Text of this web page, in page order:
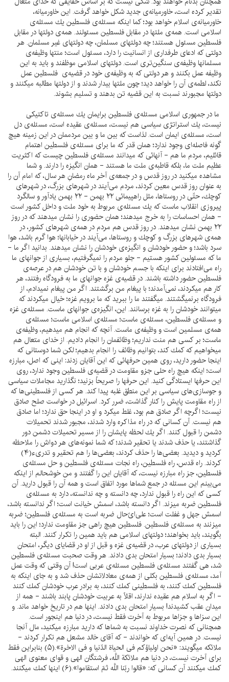
تقدير كرده است، خاورميانه‌ى جديد شكل خواهد گرفت. اين خاورميانه،
خاورميانه‌ى اسلام خواهد بود؛ كما اينكه مسئله‌ى فلسطين يك مسئله‌ى
اسلامى است. همه‌ى ملتها در مقابل فلسطين مسئولند. همه‌ى دولتها در مقابل
فلسطين مسئول هستند؛ چه دولتهاى مسلمان، چه دولتهاى غير مسلمان. هر
دولتى كه ادعاى طرفدارى از انسانيت را دارد، مسئول است؛ منتها وظيفه‌ى
مسلمانها وظيفه‌ى سنگين‌ترى است. دولتهاى اسلامى موظفند و بايد به اين
وظيفه عمل بكنند و هر دولتى كه به وظيفه‌ى خود در قضيه‌ى فلسطين عمل
نكند، لطمه‌ى آن را خواهد ديد؛ چون ملتها بيدار شدند و از دولتها مطالبه ميكنند و
دولتها مجبورند نسبت به اين قضيه تن بدهند و تسليم بشوند.
ما در جمهورى اسلامى مسئله‌ى فلسطين برايمان يك مسئله‌ى تاكتيكى
نيست، يك استراتژى سياسى هم نيست، مسئله‌ى عقيده است، مسئله‌ى دل
است، مسئله‌ى ايمان است. لذاست كه بين ما و بين مردممان در اين زمينه هيچ
گونه فاصله‌اى وجود ندارد؛ همان قدر كه ما براى مسئله‌ى فلسطين اهتمام
قائليم، مردم ما هم - آنهائى كه ميدانند مسئله‌ى فلسطين چيست كه اكثريت
عظيم ملت ما، بلكه قاطبه‌ى ملت ما هستند - همان انگيزه را دارند. و شما
مشاهده ميكنيد در روز قدس و در جمعه‌ى آخر ماه رمضانِ هر سال، كه امام آن را
به عنوان روز قدس معين كردند، مردم مى‌آيند در شهرهاى بزرگ، در شهرهاى
كوچك، حتّى در روستاها، مثل راهپيمائى ۲۲ بهمن - ۲۲ بهمن يادآور و سالگرد
پيروزى انقلاب ماست كه يك مسئله‌ى مربوط به خود ملت و داخل كشور است
- همان احساسات را به خرج ميدهند؛ همان حضورى را نشان ميدهند كه در روز
۲۲ بهمن نشان ميدهند. در روز قدس هم مردم در همه‌ى شهرهاى كشور، در
همه‌ى شهرهاى بزرگ و كوچك و روستاها، مى‌آيند در خيابانها؛ هوا گرم باشد، هوا
سرد باشد؛ و حضور خودشان و انگيزه‌ى خودشان را نشان ميدهند. بدانيد اگر ما -
ما كه مسئولين كشور هستيم - جلو مردم را نميگرفتيم، بسيارى از جوانهاى ما
راه مى‌افتادند براى اينكه با جسم خودشان و با تن خودشان هم در عرصه‌ى
فلسطين حضور داشته باشند. در قضيه‌ى غزه جوانهاى ما به فرودگاه رفتند، هر
كار هم ميكردند، نمى‌آمدند؛ با پيغام من برگشتند. اگر من پيغام نميدادم، از
فرودگاه برنميگشتند. ميگفتند ما را ببريد كه ما برويم غزه؛ خيال ميكردند كه
ميتوانند خودشان را به غزه برسانند. اين، انگيزه‌ى جوانهاى ماست. مسئله‌ى غزه
و مسئله‌ى فلسطين، مسئله‌ى ماست؛ مسئله‌ى اسلامى ماست؛ مسئله‌ى
همه‌ى مسلمين است و وظيفه‌ى ماست. آنچه كه انجام هم ميدهيم، وظيفه‌ى
ماست؛ بر كسى هم منت نداريم؛ وظائفمان را انجام داديم. از خداى متعال هم
ميخواهيم كه كمك كند، بتوانيم وظائف را انجام بدهيم؛ لكن شما دوستانى كه
اينجا حضور داريد، روى همين حرفهائى كه اين آقايان زدند: اينى كه اصل، مبارزه
است؛ اينكه هيچ راه حلى جزو مقاومت در قضيه‌ى فلسطين وجود ندارد، روى
اين حرفها ايستادگى كنيد. اين حرفها را صريحاً بزنيد؛ نگذاريد مجاملات سياسى
و جوسازى‌هاى سياسى بر اين منطق غلبه پيدا كند. هر كسى از فلسطينى‌ها كه
از راه مقاومت پايش را كنار گذاشت، ضرر كرد. اسرائيل در خواست صلح صادق
نيست؛ اگرچه اگر صادق هم بود، غلط ميكرد و او در اينجا حق ندارد؛ اما صادق
هم نيست. آن كسانى كه در راه مذاكره وارد شدند، مجبور شدند تحميلات
دشمن را قبول كنند. اگر يك لحظه پايشان را از مسير تحميلات دشمن دور
گذاشتند، يا حذف شدند يا تحقير شدند؛ كه شما نمونه‌هاى هر دواش را ملاحظه
كرديد و ديديد. بعضى‌ها را حذف كردند، بعضى‌ها را هم تحقير و تدرى‌ء(۴)
كردند. راه قدس، راه فلسطين، راه نجات مسئله‌ى فلسطين و حل مسئله‌ى
فلسطين، جز راه مبارزه نيست، كه آقايان اين را گفتند و من خوشحالم از اينكه
مى‌بينم اين مسئله در جمع شماها مورد اتفاق است و همه آن را قبول داريد. آن
كسى كه اين راه را قبول ندارد، چه دانسته و چه ندانسته، دارد به مسئله‌ى
فلسطين ضربه ميزند. اگر دانسته باشد، اسمش خيانت است؛ اگر ندانسته باشد،
اسمش جهل و غفلت است؛ على‌اىّ‌حال ضربه است به مسئله‌ى فلسطين؛ ضربه
ميزنند به مسئله‌ى فلسطين. فلسطين هيچ راهى جز مقاومت ندارد؛ اين را بايد
بگويند، بايد بخواهند؛ دولتهاى اسلامى هم بايد همين را تكرار كنند. البته
بسيارى از دولتهاى عرب، در قضيه‌ى غزه و قبل از او در قضاياى ديگر، امتحان
بسيار بدى دادند؛ بسيار امتحان بدى دادند. هر وقت صحبت مسئله‌ى فلسطين
شد، هى گفتند مسئله‌ى فلسطين مسئله‌ى عربى است! آن وقتى كه وقت عمل
آمد، مسئله‌ى فلسطين بكلى از همه‌ى معادلاتشان حذف شد و به جاى اينكه به
فلسطين كمك كنند، به فلسطينى كمك كنند، به برادر عرب خودشان كمك كنند
- اگر به اسلام هم عقيده ندارند، اقلاً به عربيت خودشان پابند باشند - همه از
ميدان عقب كشيدند! بسيار امتحان بدى دادند. اينها هم در تاريخ خواهد ماند. و
اين سزاها و جزاها مربوط به آخرت فقط نيست، در دنيا هم اينجور است.
همچنانى كه نصرت خداوند نسبت به شماها كه داريد مبارزه ميكنيد، مال آنجا
نيست. در همين آيه‌اى كه خواندند - كه آقاى خالد مشعل هم تكرار كردند -
ملائكه ميگويند: «نحن اولياؤكم فى الحياة الدّنيا و فى الاخرة».(۵) بنابراين فقط
براى آخرت نيست، در دنيا هم ملائكة اللَّه، فرشتگان الهى و قواى معنوى الهى
كمك ميكنند آن كسانى كه: «قالوا ربّنا اللَّه ثمّ استقاموا».(۶) اينها كمك ميكنند.